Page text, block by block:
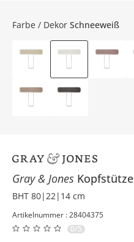
Gray & Jones Kopfstütze
BHT 80|22|14 cm
Artikelnummer : 28404375
0/5
Farbe / Dekor Schneeweiß